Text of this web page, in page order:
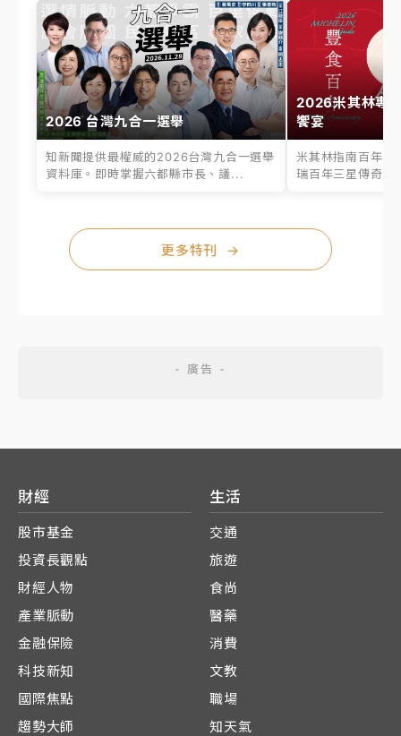
2026 台灣九合一選舉
知新聞提供最權威的2026台灣九合一選舉
資料庫。即時掌握六都縣市長、議...
2026米其林專
饗宴
米其林指南百年之
瑞百年三星傳奇、
更多特刊 →
財經
股市基金
投資長觀點
財經人物
產業脈動
金融保險
科技新知
國際焦點
趨勢大師
生活
交通
旅遊
食尚
醫藥
消費
文教
職場
知天氣